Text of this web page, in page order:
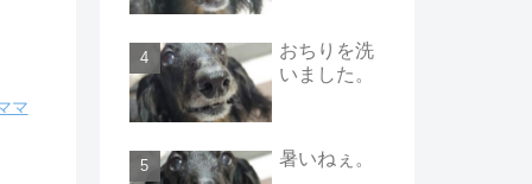
マ
おちりを洗
いました。
暑いねぇ。